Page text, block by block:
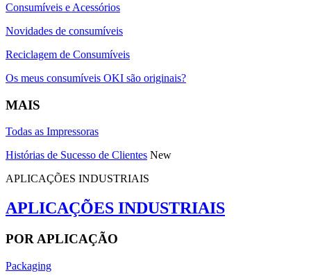
Consumíveis e Acessórios
Novidades de consumíveis
Reciclagem de Consumíveis
Os meus consumíveis OKI são originais?
MAIS
Todas as Impressoras
Histórias de Sucesso de Clientes New
APLICAÇÕES INDUSTRIAIS
APLICAÇÕES INDUSTRIAIS
POR APLICAÇÃO
Packaging